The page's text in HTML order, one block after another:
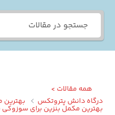
همه مقالات >
دانش پتروتکس
بهترین مکمل
مکمل بنزین برای سوزوکی بالنو